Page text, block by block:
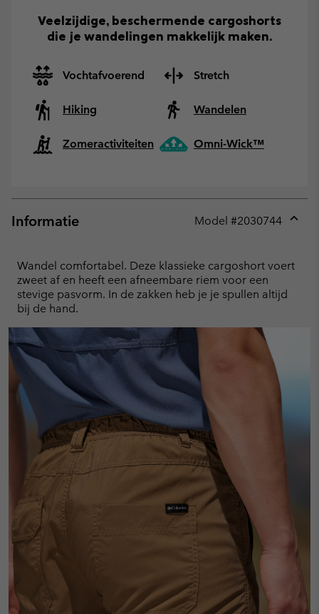
Veelzijdige, beschermende cargoshorts
die je wandelingen makkelijk maken.
Vochtafvoerend Stretch
Hiking Wandelen
Zomeractiviteiten Omni-Wick™
Informatie Model #2030744
Wandel comfortabel. Deze klassieke cargoshort voert
zweet af en heeft een afneembare riem voor een
stevige pasvorm. In de zakken heb je je spullen altijd
bij de hand.